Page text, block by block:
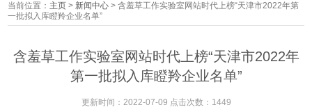
当前位置： 主页 > 新闻中心 > 含羞草工作实验室网站时代上榜“天津市2022年第
一批拟入库瞪羚企业名单”
含羞草工作实验室网站时代上榜“天津市2022年
第一批拟入库瞪羚企业名单”
更新时间：2022-07-09 点击次数：1449